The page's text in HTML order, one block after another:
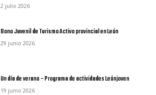
2 julio 2026
Bono Juvenil de Turismo Activo provincial en León
29 junio 2026
Un día de verano – Programa de actividades Leónjoven
19 junio 2026